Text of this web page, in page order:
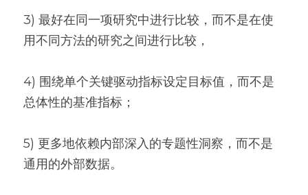
3) 最好在同一项研究中进行比较，而不是在使
用不同方法的研究之间进行比较，
4) 围绕单个关键驱动指标设定目标值，而不是
总体性的基准指标；
5) 更多地依赖内部深入的专题性洞察，而不是
通用的外部数据。